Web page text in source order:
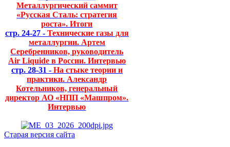
Металлургический саммит
«Русская Сталь: стратегия
роста». Итоги
стр. 24-27 - Технические газы для
металлургии. Артем
Серебренников, руководитель
Air Liquide в России. Интервью
стр. 28-31 - На стыке теории и
практики. Александр
Котельников, генеральный
директор АО «НПП «Машпром».
Интервью
Старая версия сайта